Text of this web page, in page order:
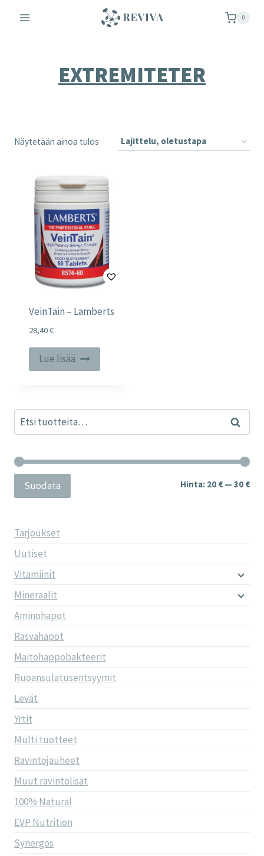
sisältöön
0
EXTREMITETER
Näytetään ainoa tulos
VeinTain – Lamberts
28,40€
Lue lisää
Etsi: Haku
Suodata Hinta: 20 € — 30 €
Tarjoukset
Uutiset
Vitamiinit
Mineraalit
Aminohapot
Rasvahapot
Maitohappobakteerit
Ruoansulatusentsyymit
Levät
Yrtit
Multi tuotteet
Ravintojauheet
Muut ravintolisät
100% Natural
EVP Nutrition
Synergos